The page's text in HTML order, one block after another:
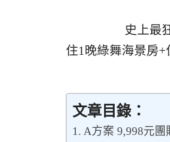
史上最
住1晚綠舞海景房+
文章目錄：
A方案 9,998元團